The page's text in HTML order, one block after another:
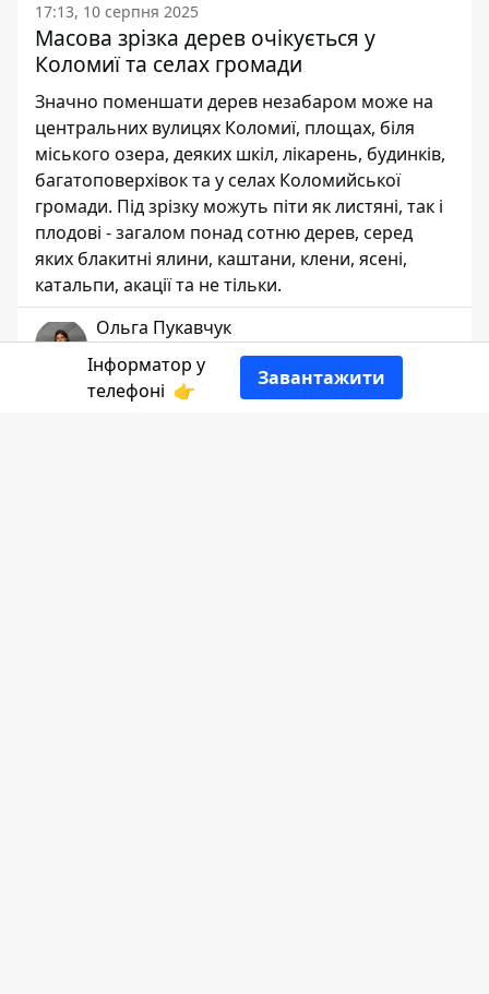
17:13, 10 серпня 2025
Масова зрізка дерев очікується у
Коломиї та селах громади
Значно поменшати дерев незабаром може на
центральних вулицях Коломиї, площах, біля
міського озера, деяких шкіл, лікарень, будинків,
багатоповерхівок та у селах Коломийської
громади. Під зрізку можуть піти як листяні, так і
плодові - загалом понад сотню дерев, серед
яких блакитні ялини, каштани, клени, ясені,
катальпи, акації та не тільки.
Ольга Пукавчук
Інформатор у
телефоні 👉
Завантажити